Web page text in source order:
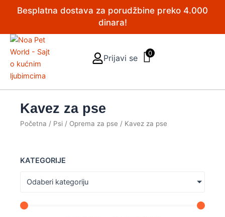
Besplatna dostava za porudžbine preko 4.000
dinara!
Prijavi se 0
Kavez za pse
Početna / Psi / Oprema za pse / Kavez za pse
KATEGORIJE
Odaberi kategoriju